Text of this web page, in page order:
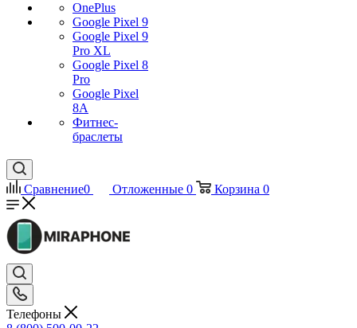
OnePlus
Google Pixel 9
Google Pixel 9
Pro XL
Google Pixel 8
Pro
Google Pixel
8A
Фитнес-
браслеты
Сравнение0 Отложенные 0 Корзина 0
Телефоны